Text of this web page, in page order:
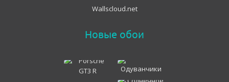
Wallscloud.net
Новые обои